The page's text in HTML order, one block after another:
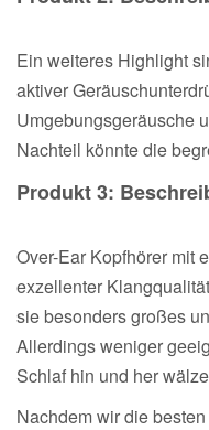
Ein weiteres Highlight
aktiver
Umgebungsgeräusche
Nachteil könnte die
Produkt 3:
Over-Ear Kopfhörer mit
exzellenter
sie besonders großes
Allerdings weniger
Schlaf hin und her
Nachdem wir die